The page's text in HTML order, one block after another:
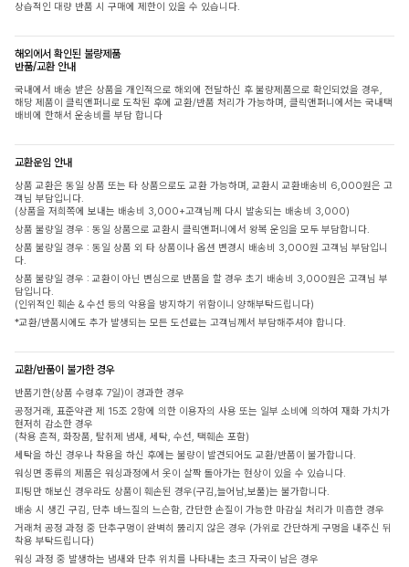
상습적인 대량 반품 시 구매에 제한이 있을 수 있습니다.
해외에서 확인된 불량제품
반품/교환 안내
국내에서 배송 받은 상품을 개인적으로 해외에 전달하신 후 불량제품으로 확인되었을 경우,
해당 제품이 클릭앤퍼니로 도착된 후에 교환/반품 처리가 가능하며, 클릭앤퍼니에서는 국내택
배비에 한해서 운송비를 부담 합니다
교환운임 안내
상품 교환은 동일 상품 또는 타 상품으로도 교환 가능하며, 교환시 교환배송비 6,000원은 고
객님 부담입니다.
(상품을 저희쪽에 보내는 배송비 3,000+고객님께 다시 발송되는 배송비 3,000)
상품 불량일 경우 : 동일 상품으로 교환시 클릭앤퍼니에서 왕복 운임을 모두 부담합니다.
상품 불량일 경우 : 동일 상품 외 타 상품이나 옵션 변경시 배송비 3,000원 고객님 부담입니
다.
상품 불량일 경우 : 교환이 아닌 변심으로 반품을 할 경우 초기 배송비 3,000원은 고객님 부
담입니다.
(인위적인 훼손 & 수선 등의 악용을 방지하기 위함이니 양해부탁드립니다)
*교환/반품시에도 추가 발생되는 모든 도선료는 고객님께서 부담해주셔야 합니다.
교환/반품이 불가한 경우
반품기한(상품 수령후 7일)이 경과한 경우
공정거래, 표준약관 제 15조 2항에 의한 이용자의 사용 또는 일부 소비에 의하여 재화 가치가
현저히 감소한 경우
(착용 흔적, 화장품, 탈취제 냄새, 세탁, 수선, 택훼손 포함)
세탁을 하신 경우나 착용을 하신 후에는 불량이 발견되어도 교환/반품이 불가합니다.
워싱면 종류의 제품은 워싱과정에서 옷이 살짝 돌아가는 현상이 있을 수 있습니다.
피팅만 해보신 경우라도 상품이 훼손된 경우(구김,늘어남,보풀)는 불가합니다.
배송 시 생긴 구김, 단추 바느질의 느슨함, 간단한 손질이 가능한 마감실 처리가 미흡한 경우
거래처 공정 과정 중 단추구멍이 완벽히 뚫리지 않은 경우 (가위로 간단하게 구멍을 내주신 뒤
착용 부탁드립니다)
워싱 과정 중 발생하는 냄새와 단추 위치를 나타내는 초크 자국이 남은 경우